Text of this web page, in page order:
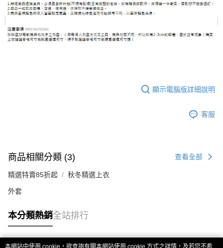
顯示電腦版詳細說明
客服
商品相關分類 (3) 查看全部
精選特賣85折起 秋冬精選上衣
外套
本分類熱銷全站排行
本網站中使用 cookie，欲查詢有關本網站使用 cookie 方式之詳情，及若您不希